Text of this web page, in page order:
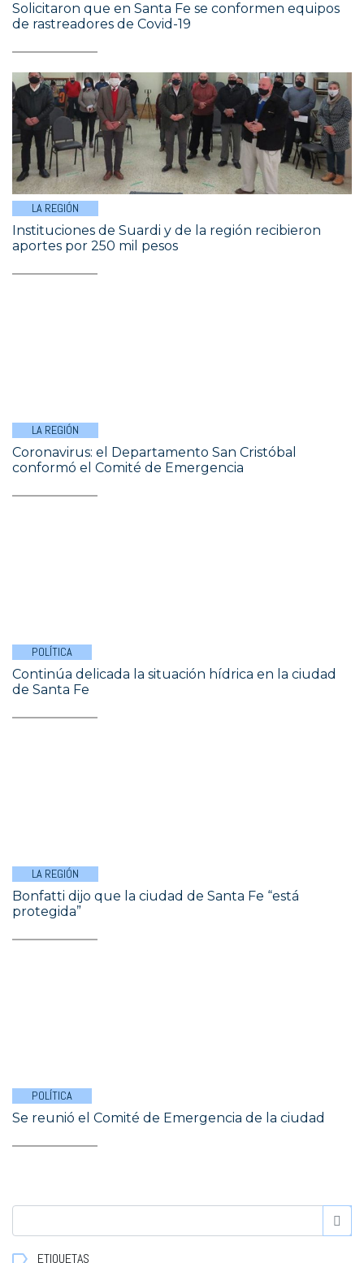
Solicitaron que en Santa Fe se conformen equipos
de rastreadores de Covid-19
LA REGIÓN
Instituciones de Suardi y de la región recibieron
aportes por 250 mil pesos
LA REGIÓN
Coronavirus: el Departamento San Cristóbal
conformó el Comité de Emergencia
POLÍTICA
Continúa delicada la situación hídrica en la ciudad
de Santa Fe
LA REGIÓN
Bonfatti dijo que la ciudad de Santa Fe “está
protegida”
POLÍTICA
Se reunió el Comité de Emergencia de la ciudad
ETIQUETAS